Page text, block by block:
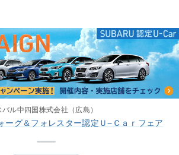
バル中四国株式会社（広島）
ーグ＆フォレスター認定Ｕ−Ｃａｒフェア